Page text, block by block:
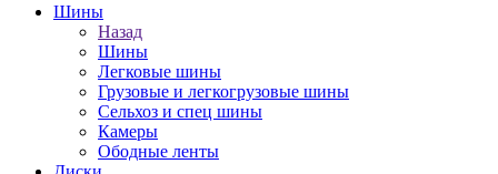
Шины
Назад
Шины
Легковые шины
Грузовые и легкогрузовые шины
Сельхоз и спец шины
Камеры
Ободные ленты